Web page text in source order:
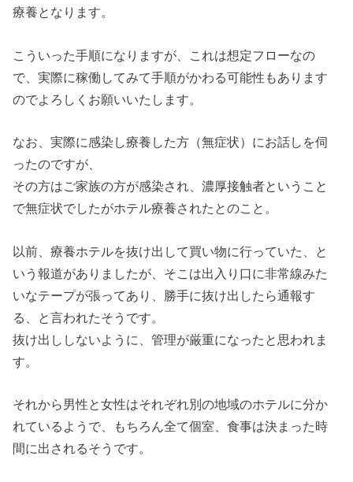
療養となります。
こういった手順になりますが、これは想定フローなの
で、実際に稼働してみて手順がかわる可能性もあります
のでよろしくお願いいたします。
なお、実際に感染し療養した方（無症状）にお話しを伺
ったのですが、
その方はご家族の方が感染され、濃厚接触者ということ
で無症状でしたがホテル療養されたとのこと。
以前、療養ホテルを抜け出して買い物に行っていた、と
いう報道がありましたが、そこは出入り口に非常線みた
いなテープが張ってあり、勝手に抜け出したら通報す
る、と言われたそうです。
抜け出ししないように、管理が厳重になったと思われま
す。
それから男性と女性はそれぞれ別の地域のホテルに分か
れているようで、もちろん全て個室、食事は決まった時
間に出されるそうです。